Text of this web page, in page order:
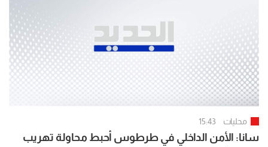
محليات 15:43
سانا: الأمن الداخلي في طرطوس أحبط محاولة تهريب